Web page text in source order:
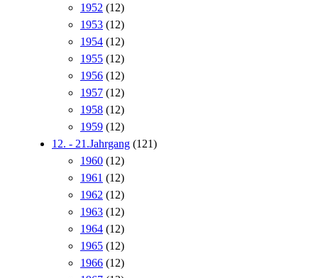
1952 (12)
1953 (12)
1954 (12)
1955 (12)
1956 (12)
1957 (12)
1958 (12)
1959 (12)
12. - 21.Jahrgang (121)
1960 (12)
1961 (12)
1962 (12)
1963 (12)
1964 (12)
1965 (12)
1966 (12)